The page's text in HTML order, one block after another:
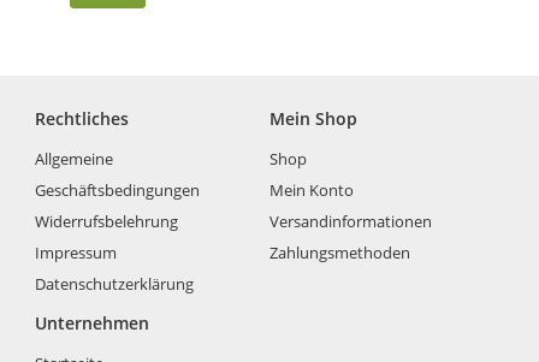
Rechtliches
Allgemeine
Geschäftsbedingungen
Widerrufsbelehrung
Impressum
Datenschutzerklärung
Mein Shop
Shop
Mein Konto
Versandinformationen
Zahlungsmethoden
Unternehmen